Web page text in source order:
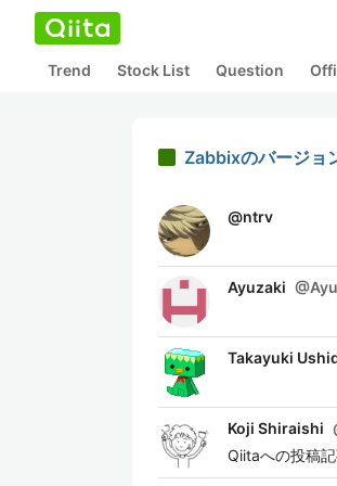
Trend Stock List Question
Zabbixのバージョ
@ntrv
Ayuzaki @
Takayuki
Koji Shiraishi
Qiitaへの投稿